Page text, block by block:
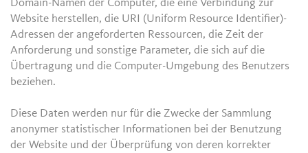
Domain-Namen der Computer, die eine Verbindung zur
Website herstellen, die URI (Uniform Resource Identifier)-
Adressen der angeforderten Ressourcen, die Zeit der
Anforderung und sonstige Parameter, die sich auf die
Übertragung und die Computer-Umgebung des Benutzers
beziehen.
Diese Daten werden nur für die Zwecke der Sammlung
anonymer statistischer Informationen bei der Benutzung
der Website und der Überprüfung von deren korrekter